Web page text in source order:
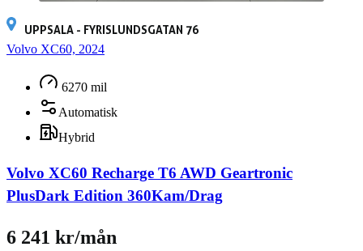
UPPSALA - FYRISLUNDSGATAN 76
Volvo XC60, 2024
6270 mil
Automatisk
Hybrid
Volvo XC60 Recharge T6 AWD Geartronic
PlusDark Edition 360Kam/Drag
6 241 kr/mån